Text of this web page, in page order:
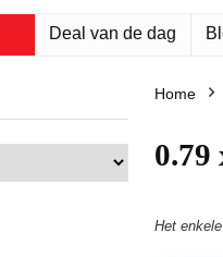
Deal van de dag
Home
‎0.79
Het